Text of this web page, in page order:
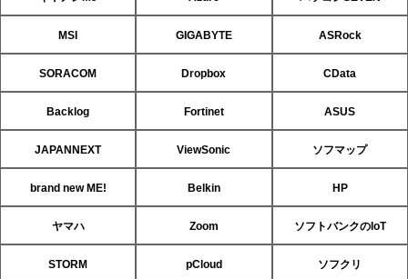
MSI GIGABYTE ASRock
SORACOM Dropbox CData
Backlog Fortinet ASUS
JAPANNEXT ViewSonic ソフマップ
brand new ME! Belkin HP
ヤマハ Zoom ソフトバンクのIoT
STORM pCloud ソフクリ